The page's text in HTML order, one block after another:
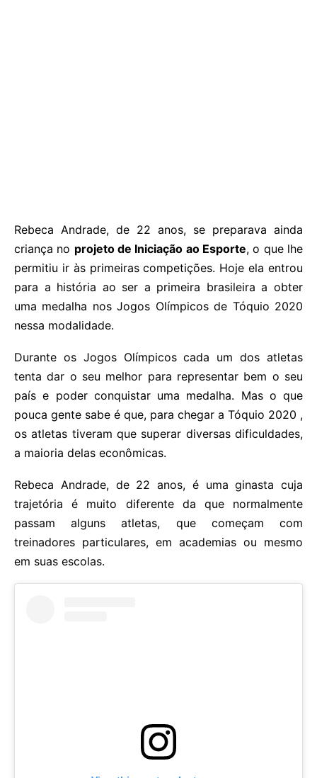
Rebeca Andrade, de 22 anos, se preparava ainda
criança no projeto de Iniciação ao Esporte, o que lhe
permitiu ir às primeiras competições. Hoje ela entrou
para a história ao ser a primeira brasileira a obter
uma medalha nos Jogos Olímpicos de Tóquio 2020
nessa modalidade.
Durante os Jogos Olímpicos cada um dos atletas
tenta dar o seu melhor para representar bem o seu
país e poder conquistar uma medalha. Mas o que
pouca gente sabe é que, para chegar a Tóquio 2020 ,
os atletas tiveram que superar diversas dificuldades,
a maioria delas econômicas.
Rebeca Andrade, de 22 anos, é uma ginasta cuja
trajetória é muito diferente da que normalmente
passam alguns atletas, que começam com
treinadores particulares, em academias ou mesmo
em suas escolas.